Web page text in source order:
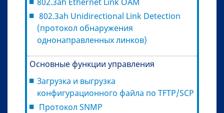
802.3ah Unidirectional Link Detection
(протокол обнаружения
однонаправленных линков)
Основные функции управления
Загрузка и выгрузка
конфигурационного файла по TFTP/SCP
Протокол SNMP